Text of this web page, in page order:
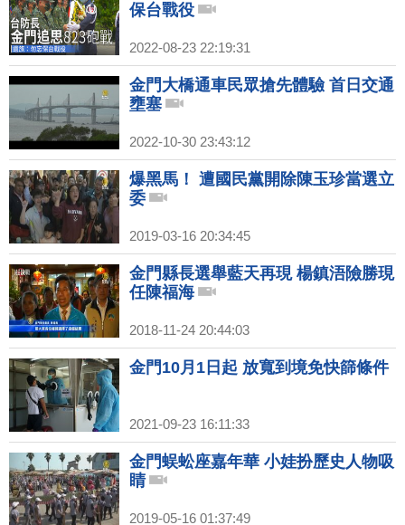
保台戰役
2022-08-23 22:19:31
金門大橋通車民眾搶先體驗 首日交通
壅塞
2022-10-30 23:43:12
爆黑馬！ 遭國民黨開除陳玉珍當選立
委
2019-03-16 20:34:45
金門縣長選舉藍天再現 楊鎮浯險勝現
任陳福海
2018-11-24 20:44:03
金門10月1日起 放寬到境免快篩條件
2021-09-23 16:11:33
金門蜈蚣座嘉年華 小娃扮歷史人物吸
睛
2019-05-16 01:37:49